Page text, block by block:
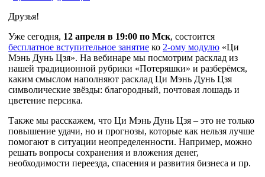
Друзья!
Уже сегодня, 12 апреля в 19:00 по Мск, состоится
бесплатное вступительное занятие ко 2-ому модулю «Ци
Мэнь Дунь Цзя». На вебинаре мы посмотрим расклад из
нашей традиционной рубрики «Потеряшки» и разберёмся,
каким смыслом наполняют расклад Ци Мэнь Дунь Цзя
символические звёзды: благородный, почтовая лошадь и
цветение персика.
Также мы расскажем, что Ци Мэнь Дунь Цзя – это не только
повышение удачи, но и прогнозы, которые как нельзя лучше
помогают в ситуации неопределенности. Например, можно
решать вопросы сохранения и вложения денег,
необходимости переезда, спасения и развития бизнеса и пр.